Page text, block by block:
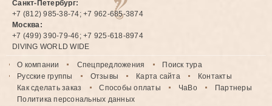
Санкт-Петербург:
+7 (812) 985-38-74; +7 962-685-3874
Москва:
+7 (499) 390-79-46; +7 925-618-8974
DIVING WORLD WIDE
О компании Спецпредложения
Поиск тура
Русские группы
Отзывы Карта сайта
Контакты
Как сделать заказ
Способы оплаты ЧаВо
Партнеры
Политика персональных данных